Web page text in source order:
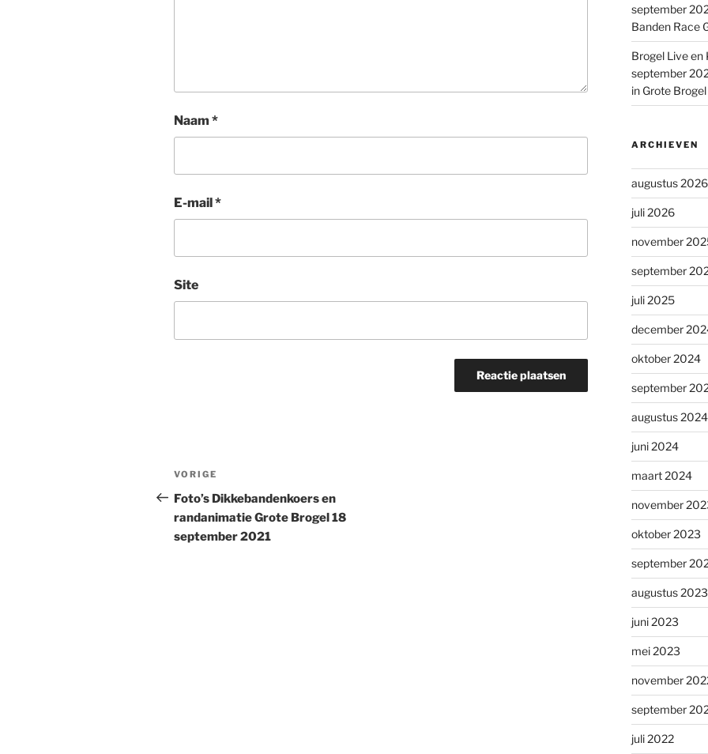
Naam *
E-mail*
Site
Bericht
navigatie
Vorig
bericht
VORIGE
Foto’s Dikkebandenkoers en
randanimatie Grote Brogel 18
september 2021
september
Banden Race
Brogel Live en
september
in Grote
ARCHIEVEN
augustus 2026
juli 2026
november
september
juli 2025
december
oktober 2024
september
augustus 2024
juni 2024
maart 2024
november
oktober 2023
september
augustus 2023
juni 2023
mei 2023
november
september
juli 2022